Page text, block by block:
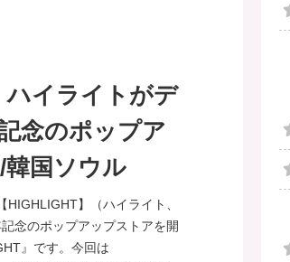
ハイライトがデ
念のポップア
韓国ソウル
】（ハイライト、
念のポップアップストアを開
』です。今回は